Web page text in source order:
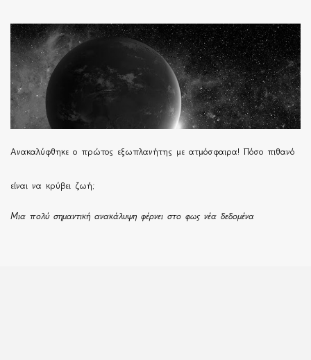
Ανακαλύφθηκε ο πρώτος εξωπλανήτης με ατμόσφαιρα! Πόσο πιθανό
είναι να κρύβει ζωή;
Μια πολύ σημαντική ανακάλυψη φέρνει στο φως νέα δεδομένα